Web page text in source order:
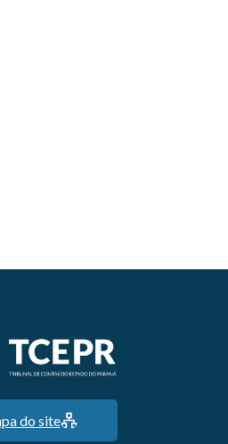
do site